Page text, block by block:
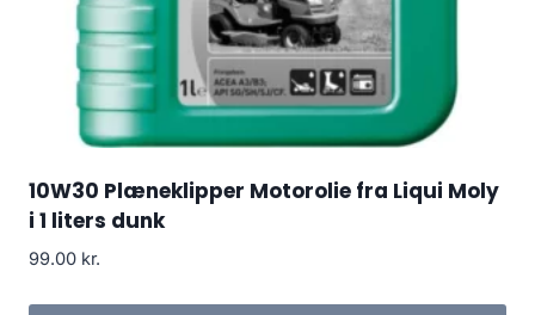
10W30 Plæneklipper Motorolie fra Liqui Moly
i 1 liters dunk
99.00 kr.